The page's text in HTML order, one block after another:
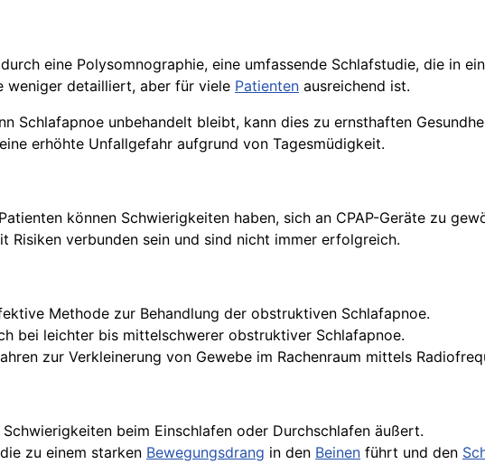
eine Polysomnographie, eine umfassende Schlafstudie, die in
weniger detailliert, aber für viele Patienten ausreichend ist.
Schlafapnoe unbehandelt bleibt, kann dies zu ernsthaften
erhöhte Unfallgefahr aufgrund von Tagesmüdigkeit.
können Schwierigkeiten haben, sich an CPAP-Geräte zu
Risiken verbunden sein und sind nicht immer erfolgreich.
Methode zur Behandlung der obstruktiven Schlafapnoe.
bei leichter bis mittelschwerer obstruktiver Schlafapnoe.
zur Verkleinerung von Gewebe im Rachenraum mittels
beim Einschlafen oder Durchschlafen äußert.
zu einem starken Bewegungsdrang in den Beinen führt und den